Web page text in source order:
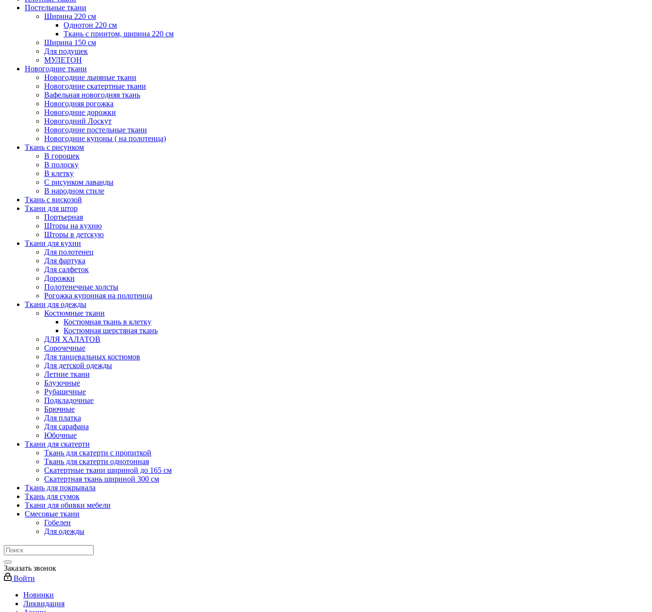
Постельные ткани
Ширина 220 см
Однотон 220 см
Ткань с принтом, ширина 220 см
Ширина 150 см
Для подушек
МУЛЕТОН
Новогодние ткани
Новогодние льняные ткани
Новогодние скатертные ткани
Вафельная новогодняя ткань
Новогодняя рогожка
Новогодние дорожки
Новогодний Лоскут
Новогодние постельные ткани
Новогодние купоны ( на полотенца)
Ткань с рисунком
В горошек
В полоску
В клетку
С рисунком лаванды
В народном стиле
Ткань с вискозой
Ткани для штор
Портьерная
Шторы на кухню
Шторы в детскую
Ткани для кухни
Для полотенец
Для фартука
Для салфеток
Дорожки
Полотенечные холсты
Рогожка купонная на полотенца
Ткани для одежды
Костюмные ткани
Костюмная ткань в клетку
Костюмная шерстяная ткань
ДЛЯ ХАЛАТОВ
Сорочечные
Для танцевальных костюмов
Для детской одежды
Летние ткани
Блузочные
Рубашечные
Подкладочные
Брючные
Для платка
Для сарафана
Юбочные
Ткани для скатерти
Ткань для скатерти с пропиткой
Ткань для скатерти однотонная
Скатертные ткани шириной до 165 см
Скатертная ткань шириной 300 см
Ткань для покрывала
Ткань для сумок
Ткани для обивки мебели
Смесовые ткани
Гобелен
Для одежды
Заказать звонок
Войти
Новинки
Ликвидация